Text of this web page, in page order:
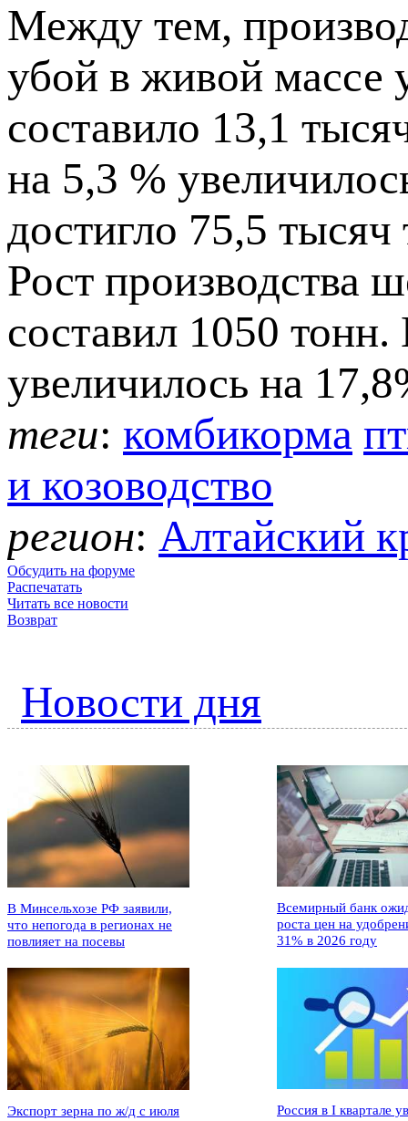
Между тем,
убой в живой массе
составило 13,1
на 5,3 %
достигло 75,5
Рост производства
составил 1050
увеличилось на
теги: комбикорма
и козоводство
регион: Алтайский
Обсудить на форуме
Распечатать
Читать все новости
Возврат
Новости дня
В Минсельхозе РФ заявили,
что непогода в регионах не
повлияет на посевы
Всемирный банк
роста цен на
31% в 2026 году
Экспорт зерна по ж/д с июля
Россия в I квартале